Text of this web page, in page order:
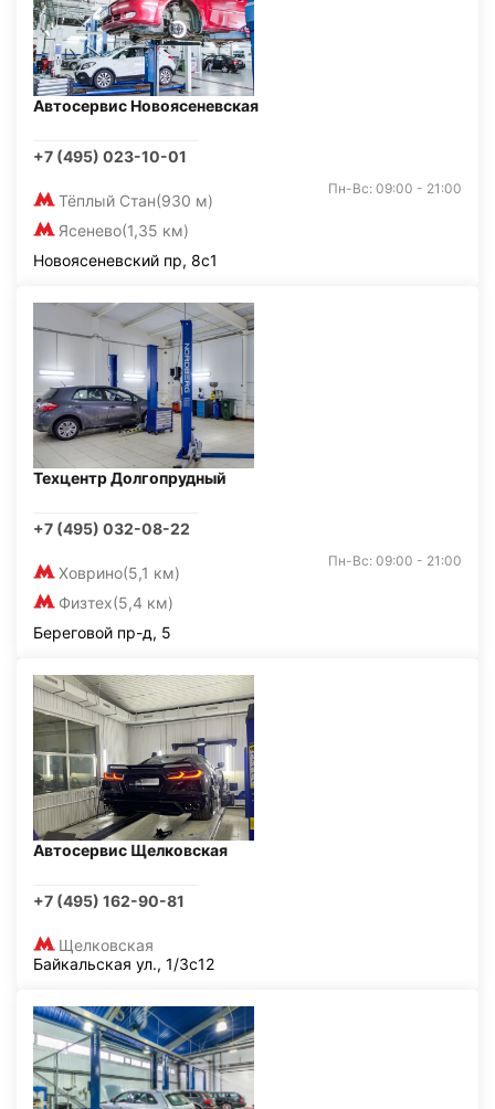
Автосервис Новоясеневская
+7 (495) 023-10-01
Тёплый Стан(930 м)
Ясенево(1,35 км)
Пн-Вс: 09:00 - 21:00
Новоясеневский пр, 8с1
Техцентр Долгопрудный
+7 (495) 032-08-22
Ховрино(5,1 км)
Физтех(5,4 км)
Пн-Вс: 09:00 - 21:00
Береговой пр-д, 5
Автосервис Щелковская
+7 (495) 162-90-81
Щелковская
Байкальская ул., 1/3с12